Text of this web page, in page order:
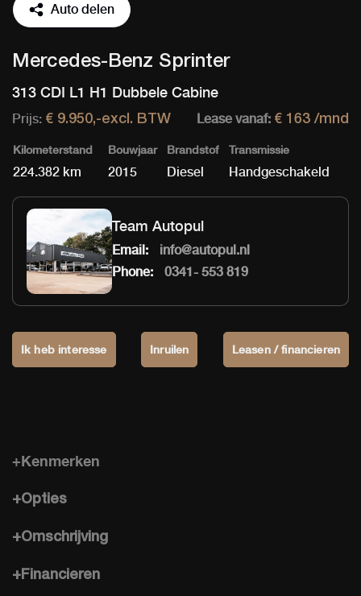
Auto delen
Mercedes-Benz Sprinter
313 CDI L1 H1 Dubbele Cabine
Prijs: € 9.950,-excl. BTW Lease vanaf: € 163 /mnd
Kilometerstand
224.382 km
Bouwjaar
2015
Brandstof
Diesel
Transmissie
Handgeschakeld
Team Autopul
Email:
info@autopul.nl
Phone:
0341- 553 819
Ik heb interesse Inruilen Leasen / financieren
+Kenmerken
+Opties
+Omschrijving
+Financieren